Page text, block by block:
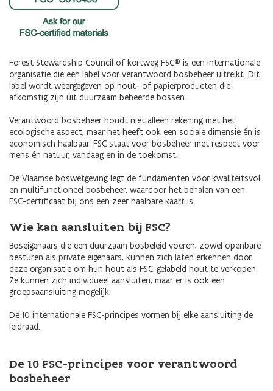
Forest Stewardship Council of kortweg FSC® is een internationale
organisatie die een label voor verantwoord bosbeheer uitreikt. Dit
label wordt weergegeven op hout- of papierproducten die
afkomstig zijn uit duurzaam beheerde bossen.
Verantwoord bosbeheer houdt niet alleen rekening met het
ecologische aspect, maar het heeft ook een sociale dimensie én is
economisch haalbaar. FSC staat voor bosbeheer met respect voor
mens én natuur, vandaag en in de toekomst.
De Vlaamse boswetgeving legt de fundamenten voor kwaliteitsvol
en multifunctioneel bosbeheer, waardoor het behalen van een
FSC-certificaat bij ons een zeer haalbare kaart is.
Wie kan aansluiten bij FSC?
Boseigenaars die een duurzaam bosbeleid voeren, zowel openbare
besturen als private eigenaars, kunnen zich laten erkennen door
deze organisatie om hun hout als FSC-gelabeld hout te verkopen.
Ze kunnen zich individueel aansluiten, maar er is ook een
groepsaansluiting mogelijk.
De 10 internationale FSC-principes vormen bij elke aansluiting de
leidraad.
De 10 FSC-principes voor verantwoord
bosbeheer